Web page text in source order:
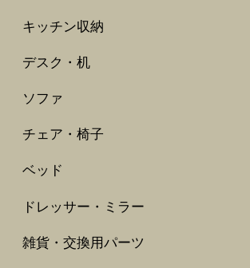
キッチン収納
デスク・机
ソファ
チェア・椅子
ベッド
ドレッサー・ミラー
雑貨・交換用パーツ